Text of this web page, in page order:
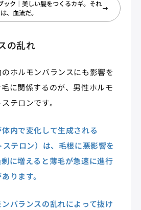
ック｜美しい髪をつくるカギ。それ
は、血流だ。
の乱れ
ホルモンバランスにも影響を
に関係するのが、男性ホルモ
テロンです。
内で変化して生成される
テロン）は、毛根に悪影響を
に増えると薄毛が急速に進行
ります。
バランスの乱れによって抜け